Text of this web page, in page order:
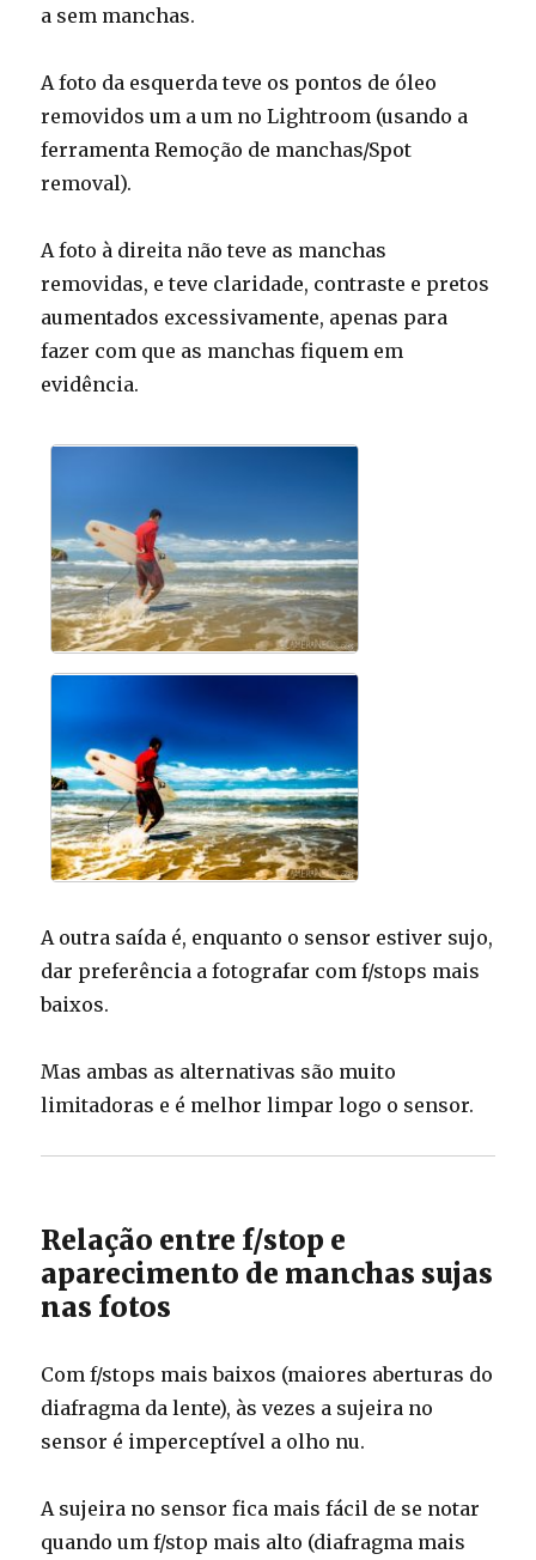
a sem manchas.
A foto da esquerda teve os pontos de óleo
removidos um a um no Lightroom (usando a
ferramenta Remoção de manchas/Spot
removal).
A foto à direita não teve as manchas
removidas, e teve claridade, contraste e pretos
aumentados excessivamente, apenas para
fazer com que as manchas fiquem em
evidência.
A outra saída é, enquanto o sensor estiver sujo,
dar preferência a fotografar com f/stops mais
baixos.
Mas ambas as alternativas são muito
limitadoras e é melhor limpar logo o sensor.
Relação entre f/stop e
aparecimento de manchas sujas
nas fotos
Com f/stops mais baixos (maiores aberturas do
diafragma da lente), às vezes a sujeira no
sensor é imperceptível a olho nu.
A sujeira no sensor fica mais fácil de se notar
quando um f/stop mais alto (diafragma mais